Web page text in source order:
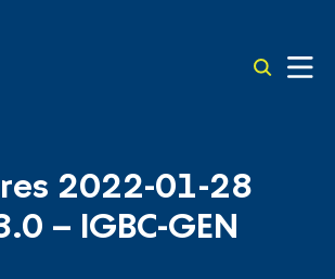
2022-01-28
– IGBC-GEN